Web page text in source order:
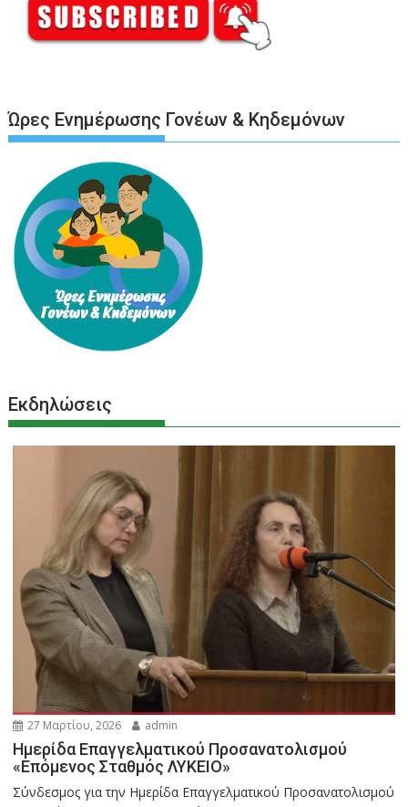
Ώρες Ενημέρωσης Γονέων & Κηδεμόνων
Εκδηλώσεις
27 Μαρτίου, 2026 admin
Ημερίδα Επαγγελματικού Προσανατολισμού
«Επόμενος Σταθμός ΛΥΚΕΙΟ»
Σύνδεσμος για την Ημερίδα Επαγγελματικού Προσανατολισμού